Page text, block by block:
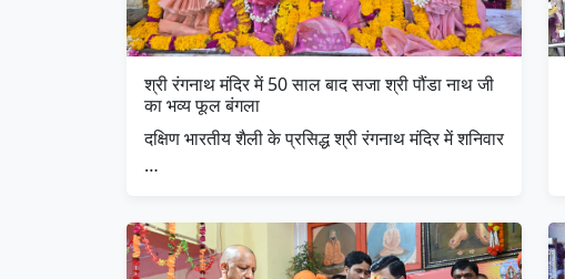
श्री रंगनाथ मंदिर में 50 साल बाद सजा श्री पौंडा नाथ जी
का भव्य फूल बंगला
दक्षिण भारतीय शैली के प्रसिद्ध श्री रंगनाथ मंदिर में शनिवार
…